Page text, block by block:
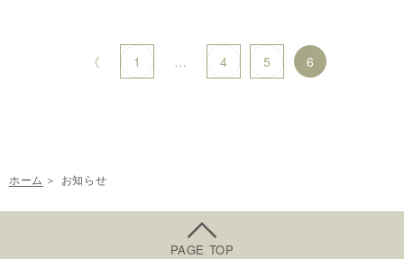
《 1 … 4 5 6
ホーム お知らせ
PAGE TOP